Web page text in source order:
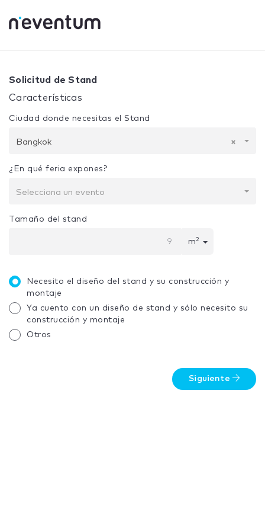
Tu selección: Diseño + Construcción
Solicitud de Stand
Características
Ciudad donde necesitas el Stand
×
Bangkok
¿En qué feria expones?
Selecciona un evento
Tamaño del stand
m2
Necesito el diseño del stand y su construcción y
montaje
Ya cuento con un diseño de stand y sólo necesito su
construcción y montaje
Otros
Siguiente